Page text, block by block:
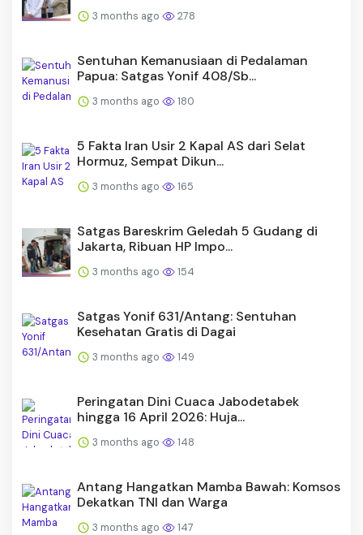
3 months ago 278
Sentuhan Kemanusiaan di Pedalaman
Papua: Satgas Yonif 408/Sb...
3 months ago 180
5 Fakta Iran Usir 2 Kapal AS dari Selat
Hormuz, Sempat Dikun...
3 months ago 165
Satgas Bareskrim Geledah 5 Gudang di
Jakarta, Ribuan HP Impo...
3 months ago 154
Satgas Yonif 631/Antang: Sentuhan
Kesehatan Gratis di Dagai
3 months ago 149
Peringatan Dini Cuaca Jabodetabek
hingga 16 April 2026: Huja...
3 months ago 148
Antang Hangatkan Mamba Bawah: Komsos
Dekatkan TNI dan Warga
3 months ago 147